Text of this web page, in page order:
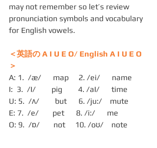
may not remember so let’s review
pronunciation symbols and vocabulary
for English vowels.
＜英語の A I U E O/ English A I U E O
＞
A: 1.  /æ/　  map     2. /ei/      name
I:  3.  /I/   　 pig   　 4. /aI/      time
U: 5.  /ʌ/　　but      6. /ju:/    mute
E: 7.  /e/       pet      8. /i:/      me
O: 9.  /ɒ/       not     10. /oʊ/    note